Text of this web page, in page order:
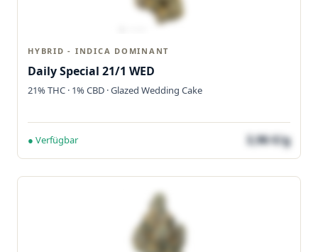
HYBRID - INDICA DOMINANT
Daily Special 21/1 WED
21% THC · 1% CBD · Glazed Wedding Cake
● Verfügbar 3,96 €/g